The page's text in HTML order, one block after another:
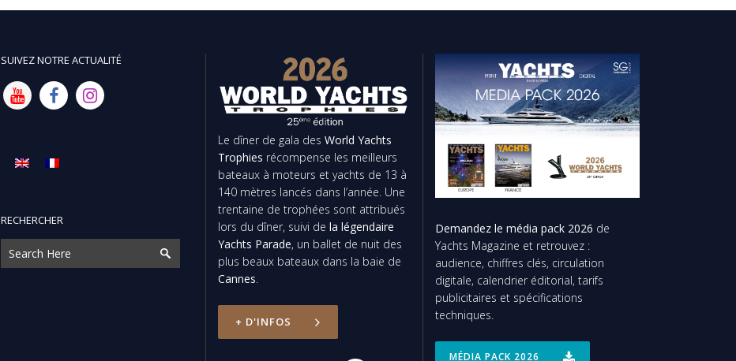
SUIVEZ NOTRE ACTUALITÉ
RECHERCHER
Le dîner de gala des World Yachts
Trophies récompense les meilleurs
bateaux à moteurs et yachts de 13 à
140 mètres lancés dans l’année. Une
trentaine de trophées sont attribués
lors du dîner, suivi de la légendaire
Yachts Parade, un ballet de nuit des
plus beaux bateaux dans la baie de
Cannes.
+ D'INFOS
Demandez le média pack 2026 de
Yachts Magazine et retrouvez :
audience, chiffres clés, circulation
digitale, calendrier éditorial, tarifs
publicitaires et spécifications
techniques.
MÉDIA PACK 2026